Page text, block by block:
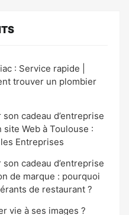
: Service rapide |
trouver un plombier
cadeau d’entreprise
site Web à Toulouse :
Entreprises
cadeau d’entreprise
de marque : pourquoi
de restaurant ?
vie à ses images ?